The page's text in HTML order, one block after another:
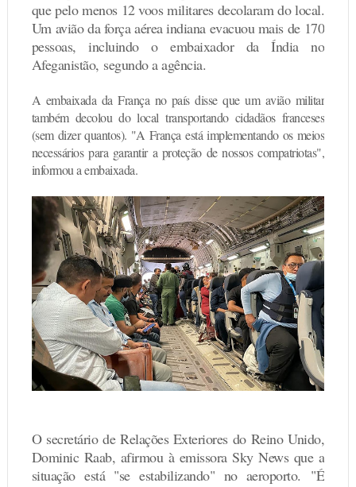
que pelo menos 12 voos militares decolaram do local.
Um avião da força aérea indiana evacuou mais de 170
pessoas, incluindo o embaixador da Índia no
Afeganistão, segundo a agência.
A embaixada da França no país disse que um avião militar
também decolou do local transportando cidadãos franceses
(sem dizer quantos). "A França está implementando os meios
necessários para garantir a proteção de nossos compatriotas",
informou a embaixada.
O secretário de Relações Exteriores do Reino Unido,
Dominic Raab, afirmou à emissora Sky News que a
situação está "se estabilizando" no aeroporto. "É